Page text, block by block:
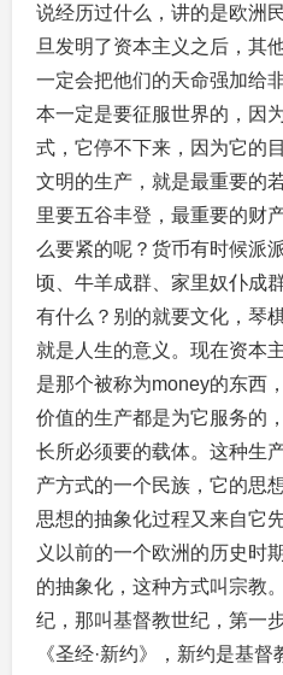
说经历过什么，讲的是欧洲
旦发明了资本主义之后，其
一定会把他们的天命强加给
本一定是要征服世界的，因
式，它停不下来，因为它的
文明的生产，就是最重要的
里要五谷丰登，最重要的财
么要紧的呢？货币有时候派
顷、牛羊成群、家里奴仆成
有什么？别的就要文化，琴
就是人生的意义。现在资本
是那个被称为money的东西
价值的生产都是为它服务的
长所必须要的载体。这种生
产方式的一个民族，它的思
思想的抽象化过程又来自它
义以前的一个欧洲的历史时
的抽象化，这种方式叫宗教
纪，那叫基督教世纪，第一
《圣经·新约》，新约是基